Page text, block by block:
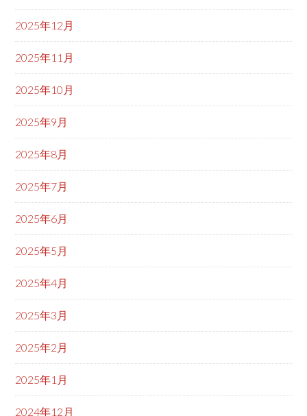
2025年12月
2025年11月
2025年10月
2025年9月
2025年8月
2025年7月
2025年6月
2025年5月
2025年4月
2025年3月
2025年2月
2025年1月
2024年12月